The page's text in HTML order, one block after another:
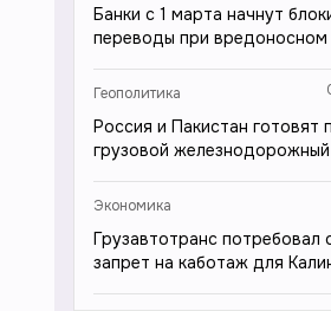
Банки с 1 марта начнут
переводы при
Геополитика
Россия и Пакистан готовят
грузовой
Экономика
Грузавтотранс потребовал
запрет на каботаж для